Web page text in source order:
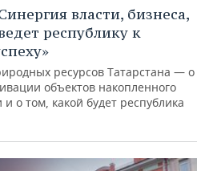
власти, бизнеса,
республику к
ресурсов Татарстана — о
объектов накопленного
о том, какой будет республика